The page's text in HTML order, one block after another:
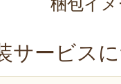
るときは、
。焦げにく
しください。
梱包イ
サービス